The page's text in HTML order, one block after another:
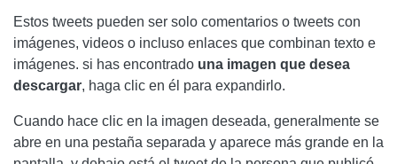
Estos tweets pueden ser solo comentarios o tweets con
imágenes, videos o incluso enlaces que combinan texto e
imágenes. si has encontrado una imagen que desea
descargar, haga clic en él para expandirlo.
Cuando hace clic en la imagen deseada, generalmente se
abre en una pestaña separada y aparece más grande en la